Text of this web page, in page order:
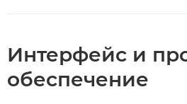
Интерфейс и
обеспечение